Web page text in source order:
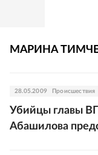
МАРИНА
28.05.2009 Происшествия
Убийцы главы
Абашилова